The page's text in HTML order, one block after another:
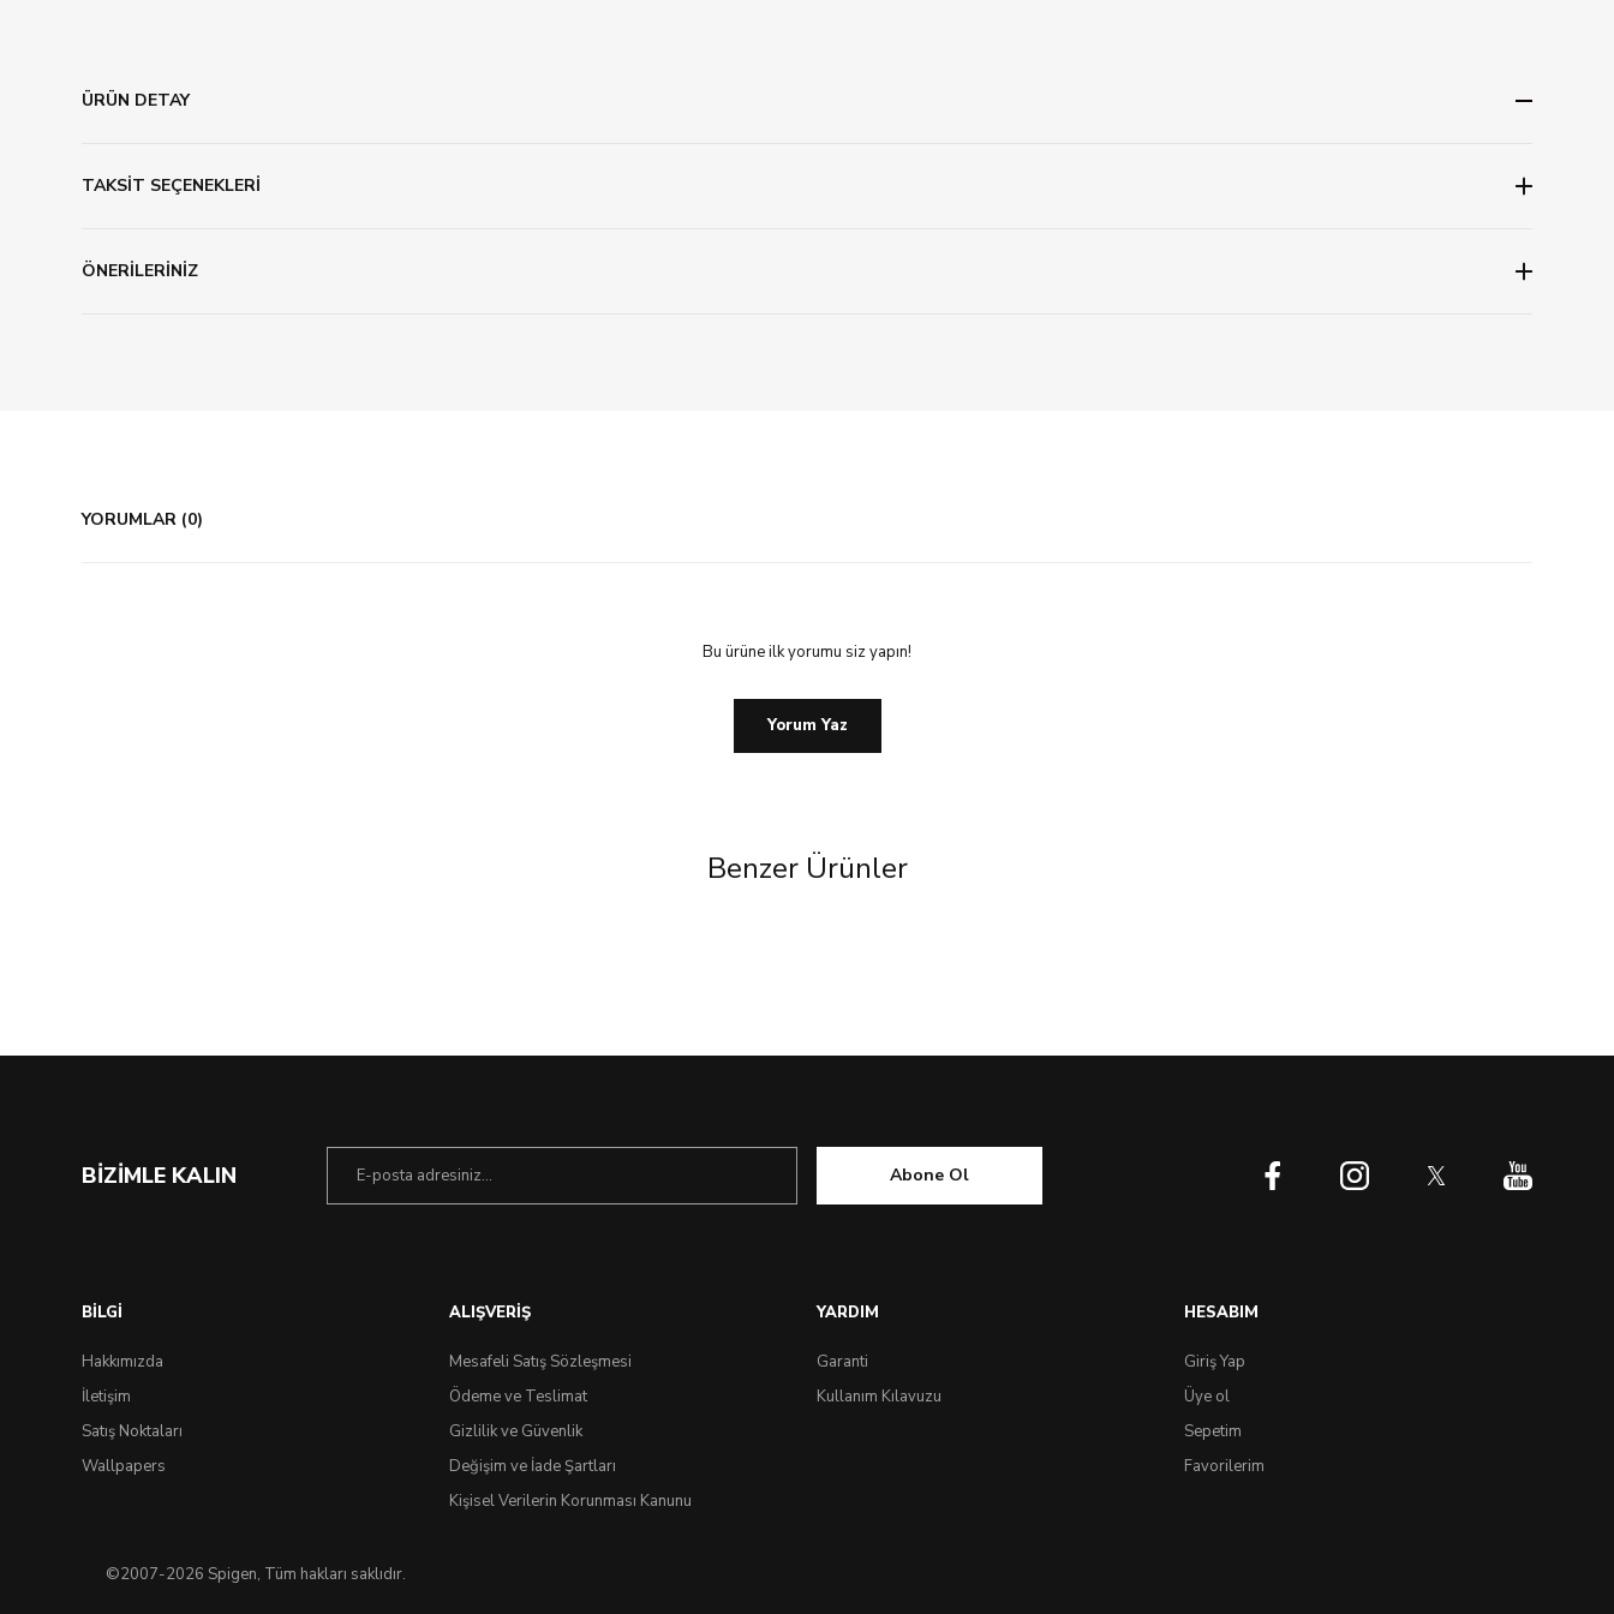
ÜRÜN DETAY
TAKSİT SEÇENEKLERİ
ÖNERİLERİNİZ
YORUMLAR (0)
Bu ürüne ilk yorumu siz yapın!
Yorum Yaz
Benzer Ürünler
BİZİMLE KALIN Abone Ol
BİLGİ
Hakkımızda
İletişim
Satış Noktaları
Wallpapers
ALIŞVERİŞ
Mesafeli Satış Sözleşmesi
Ödeme ve Teslimat
Gizlilik ve Güvenlik
Değişim ve İade Şartları
Kişisel Verilerin Korunması Kanunu
YARDIM
Garanti
Kullanım Kılavuzu
HESABIM
Giriş Yap
Üye ol
Sepetim
Favorilerim
©2007-2026 Spigen, Tüm hakları saklıdır.